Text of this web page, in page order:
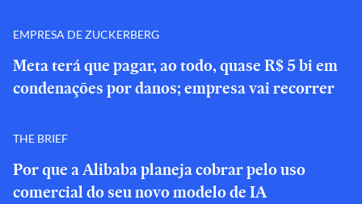
EMPRESA DE ZUCKERBERG
Meta terá que pagar, ao todo, quase R$ 5 bi em
condenações por danos; empresa vai recorrer
THE BRIEF
Por que a Alibaba planeja cobrar pelo uso
comercial do seu novo modelo de IA